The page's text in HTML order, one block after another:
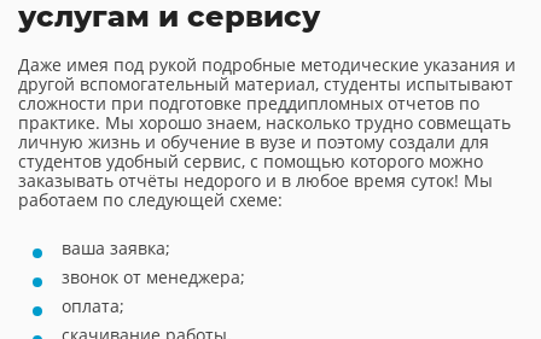
услугам и сервису
Даже имея под рукой подробные методические указания и
другой вспомогательный материал, студенты испытывают
сложности при подготовке преддипломных отчетов по
практике. Мы хорошо знаем, насколько трудно совмещать
личную жизнь и обучение в вузе и поэтому создали для
студентов удобный сервис, с помощью которого можно
заказывать отчёты недорого и в любое время суток! Мы
работаем по следующей схеме:
ваша заявка;
звонок от менеджера;
оплата;